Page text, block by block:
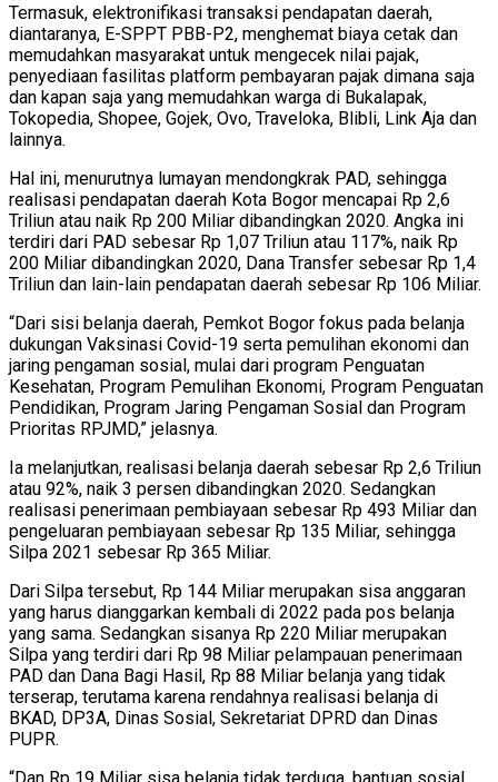
Termasuk, elektronifikasi transaksi pendapatan daerah,
diantaranya, E-SPPT PBB-P2, menghemat biaya cetak dan
memudahkan masyarakat untuk mengecek nilai pajak,
penyediaan fasilitas platform pembayaran pajak dimana saja
dan kapan saja yang memudahkan warga di Bukalapak,
Tokopedia, Shopee, Gojek, Ovo, Traveloka, Blibli, Link Aja dan
lainnya.
Hal ini, menurutnya lumayan mendongkrak PAD, sehingga
realisasi pendapatan daerah Kota Bogor mencapai Rp 2,6
Triliun atau naik Rp 200 Miliar dibandingkan 2020. Angka ini
terdiri dari PAD sebesar Rp 1,07 Triliun atau 117%, naik Rp
200 Miliar dibandingkan 2020, Dana Transfer sebesar Rp 1,4
Triliun dan lain-lain pendapatan daerah sebesar Rp 106 Miliar.
“Dari sisi belanja daerah, Pemkot Bogor fokus pada belanja
dukungan Vaksinasi Covid-19 serta pemulihan ekonomi dan
jaring pengaman sosial, mulai dari program Penguatan
Kesehatan, Program Pemulihan Ekonomi, Program Penguatan
Pendidikan, Program Jaring Pengaman Sosial dan Program
Prioritas RPJMD,” jelasnya.
Ia melanjutkan, realisasi belanja daerah sebesar Rp 2,6 Triliun
atau 92%, naik 3 persen dibandingkan 2020. Sedangkan
realisasi penerimaan pembiayaan sebesar Rp 493 Miliar dan
pengeluaran pembiayaan sebesar Rp 135 Miliar, sehingga
Silpa 2021 sebesar Rp 365 Miliar.
Dari Silpa tersebut, Rp 144 Miliar merupakan sisa anggaran
yang harus dianggarkan kembali di 2022 pada pos belanja
yang sama. Sedangkan sisanya Rp 220 Miliar merupakan
Silpa yang terdiri dari Rp 98 Miliar pelampauan penerimaan
PAD dan Dana Bagi Hasil, Rp 88 Miliar belanja yang tidak
terserap, terutama karena rendahnya realisasi belanja di
BKAD, DP3A, Dinas Sosial, Sekretariat DPRD dan Dinas
PUPR.